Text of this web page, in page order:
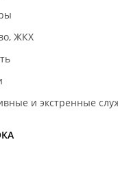
ЖКХ
и экстренные